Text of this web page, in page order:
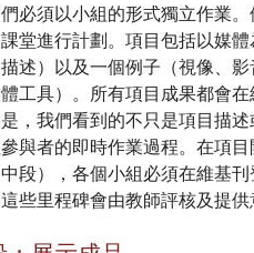
必須以小組的形式獨立作業
堂進行計劃。項目包括以媒
述）以及一個例子（視像、
工具）。所有項目成果都會
，我們看到的不只是項目描
與者的即時作業過程。在項
段），各個小組必須在維基
些里程碑會由教師評核及提